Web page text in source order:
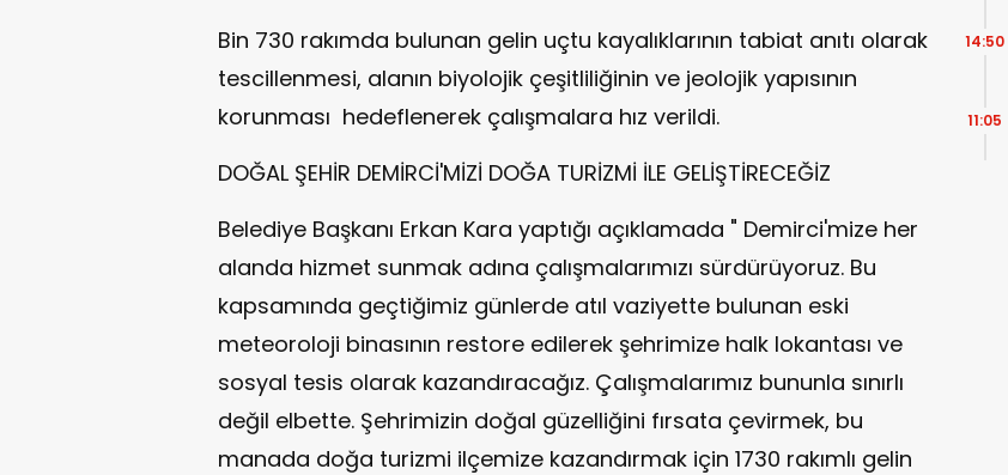
Bin 730 rakımda bulunan gelin uçtu kayalıklarının tabiat anıtı olarak
tescillenmesi, alanın biyolojik çeşitliliğinin ve jeolojik yapısının
korunması hedeflenerek çalışmalara hız verildi.
DOĞAL ŞEHİR DEMİRCİ'MİZİ DOĞA TURİZMİ İLE GELİŞTİRECEĞİZ
Belediye Başkanı Erkan Kara yaptığı açıklamada " Demirci'mize her
alanda hizmet sunmak adına çalışmalarımızı sürdürüyoruz. Bu
kapsamında geçtiğimiz günlerde atıl vaziyette bulunan eski
meteoroloji binasının restore edilerek şehrimize halk lokantası ve
sosyal tesis olarak kazandıracağız. Çalışmalarımız bununla sınırlı
değil elbette. Şehrimizin doğal güzelliğini fırsata çevirmek, bu
manada doğa turizmi ilçemize kazandırmak için 1730 rakımlı gelin
14:50
11:05